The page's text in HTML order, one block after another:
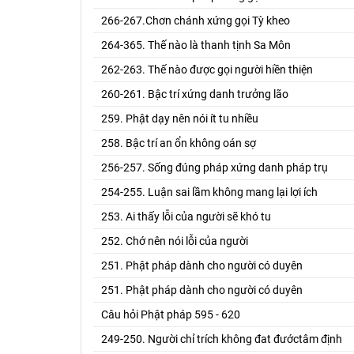
266-267.Chơn chánh xứng gọi Tỳ kheo
264-365. Thế nào là thanh tịnh Sa Môn
262-263. Thế nào được gọi người hiền thiện
260-261. Bậc trí xứng danh trưởng lão
259. Phật dạy nên nói ít tu nhiều
258. Bậc trí an ổn không oán sợ
256-257. Sống đúng pháp xứng danh pháp trụ
254-255. Luận sai lầm không mang lại lợi ích
253. Ai thấy lỗi của người sẽ khó tu
252. Chớ nên nói lỗi của người
251. Phật pháp dành cho người có duyên
251. Phật pháp dành cho người có duyên
Câu hỏi Phật pháp 595 - 620
249-250. Người chỉ trích không đat đướctâm định